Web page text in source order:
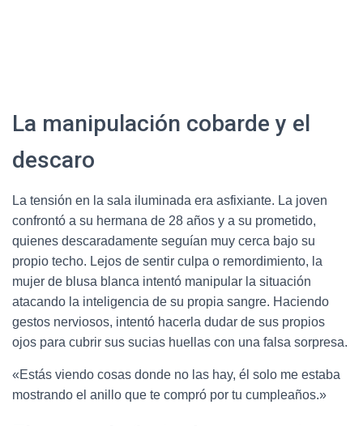
La manipulación cobarde y el
descaro
La tensión en la sala iluminada era asfixiante. La joven
confrontó a su hermana de 28 años y a su prometido,
quienes descaradamente seguían muy cerca bajo su
propio techo. Lejos de sentir culpa o remordimiento, la
mujer de blusa blanca intentó manipular la situación
atacando la inteligencia de su propia sangre. Haciendo
gestos nerviosos, intentó hacerla dudar de sus propios
ojos para cubrir sus sucias huellas con una falsa sorpresa.
«Estás viendo cosas donde no las hay, él solo me estaba
mostrando el anillo que te compró por tu cumpleaños.»